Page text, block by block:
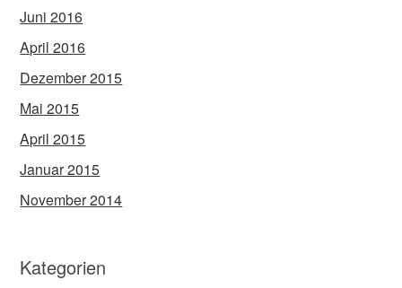
Juni 2016
April 2016
Dezember 2015
Mai 2015
April 2015
Januar 2015
November 2014
Kategorien